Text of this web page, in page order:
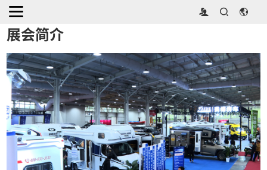
首页
展会简介